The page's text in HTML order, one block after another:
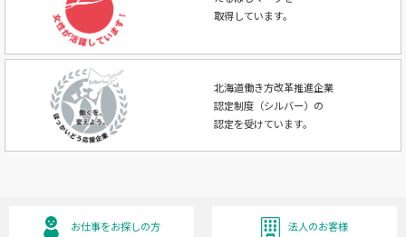
取得しています。
北海道働き方改革推進企業
認定制度（シルバー）の
認定を受けています。
お仕事をお探しの方 法人のお客様